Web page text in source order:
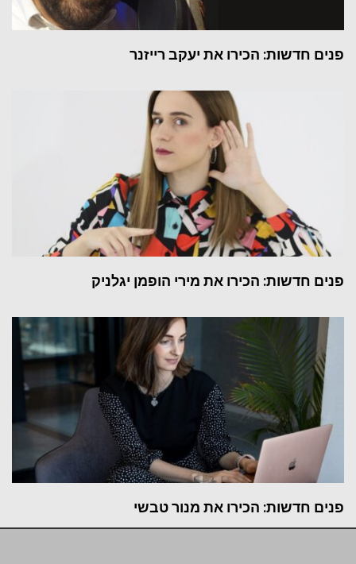
פנים חדשות: הכירו את יעקב רייזנר
פנים חדשות: הכירו את מירי הופמן יגלניק
פנים חדשות: הכירו את מנור טבשי